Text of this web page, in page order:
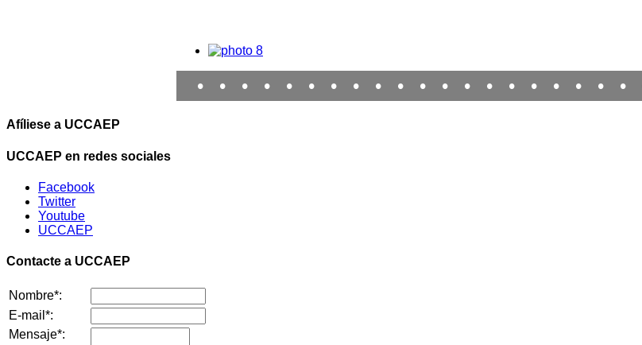
• • • • • • • • • • • • • • • • • • • •
Afíliese a UCCAEP
UCCAEP en redes sociales
Facebook
Twitter
Youtube
UCCAEP
Contacte a UCCAEP
Nombre*:
E-mail*:
Mensaje*: